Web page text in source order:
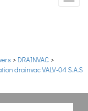
> DRAINVAC >
drainvac VALV-04 S.A.S